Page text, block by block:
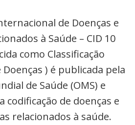
de Doenças e
à Saúde – CID 10
como Classificação
) é publicada pela
de Saúde (OMS) e
codificação de doenças e
relacionados à saúde.